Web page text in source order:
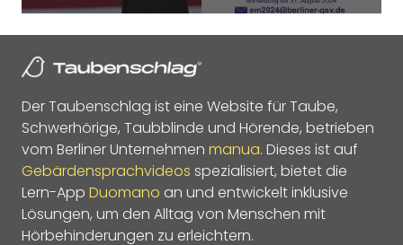
Der Taubenschlag ist eine Website für Taube,
Schwerhörige, Taubblinde und Hörende, betrieben
vom Berliner Unternehmen manua. Dieses ist auf
Gebärdensprachvideos spezialisiert, bietet die
Lern-App Duomano an und entwickelt inklusive
Lösungen, um den Alltag von Menschen mit
Hörbehinderungen zu erleichtern.